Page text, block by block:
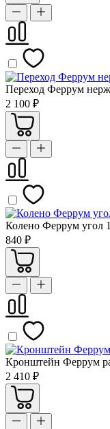
Переход Феррум
2 100 ₽
Колено Феррум угол
840 ₽
Кронштейн Феррум
2 410 ₽